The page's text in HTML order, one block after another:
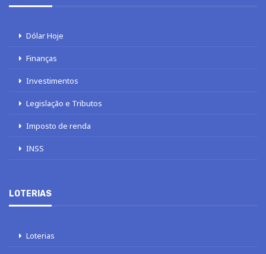
Dólar Hoje
Finanças
Investimentos
Legislação e Tributos
Imposto de renda
INSS
LOTERIAS
Loterias